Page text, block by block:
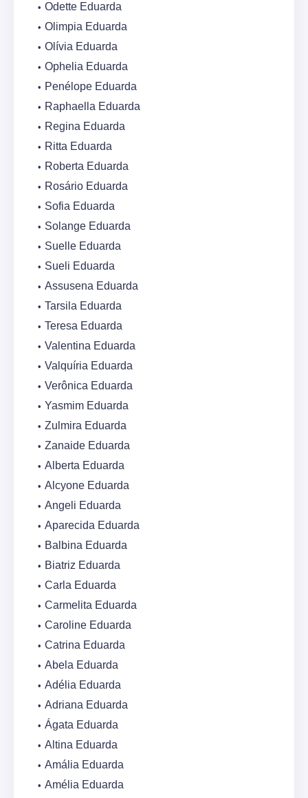
Odette Eduarda
Olimpia Eduarda
Olívia Eduarda
Ophelia Eduarda
Penélope Eduarda
Raphaella Eduarda
Regina Eduarda
Ritta Eduarda
Roberta Eduarda
Rosário Eduarda
Sofia Eduarda
Solange Eduarda
Suelle Eduarda
Sueli Eduarda
Assusena Eduarda
Tarsila Eduarda
Teresa Eduarda
Valentina Eduarda
Valquíria Eduarda
Verônica Eduarda
Yasmim Eduarda
Zulmira Eduarda
Zanaide Eduarda
Alberta Eduarda
Alcyone Eduarda
Angeli Eduarda
Aparecida Eduarda
Balbina Eduarda
Biatriz Eduarda
Carla Eduarda
Carmelita Eduarda
Caroline Eduarda
Catrina Eduarda
Abela Eduarda
Adélia Eduarda
Adriana Eduarda
Ágata Eduarda
Altina Eduarda
Amália Eduarda
Amélia Eduarda